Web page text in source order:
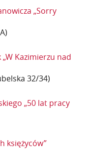
„Sorry
Kazimierzu nad
32/34)
„50 lat pracy
księżyców”